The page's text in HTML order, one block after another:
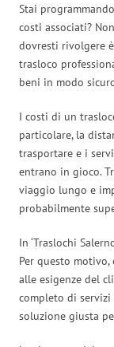
Stai
costi associati?
dovresti rivolgere è
trasloco
beni in modo
I costi di un
particolare, la
trasportare e i
entrano in gioco.
viaggio lungo e
probabilmente
In ‘Traslochi
Per questo
alle esigenze del
completo di
soluzione giusta